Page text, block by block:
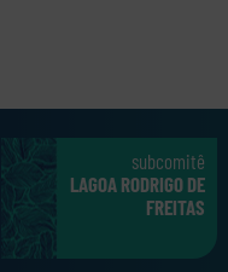
subcomitê
LAGOA RODRIGO DE
FREITAS